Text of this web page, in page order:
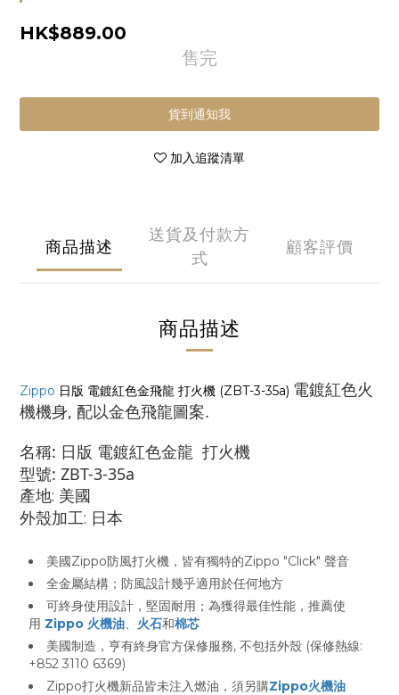
HK$889.00
售完
貨到通知我
加入追蹤清單
商品描述
送貨及付款方
式
顧客評價
商品描述
Zippo 日版 電鍍紅色金飛龍 打火機 (ZBT-3-35a) 電鍍紅色火
機機身, 配以金色飛龍圖案.
名稱: 日版 電鍍紅色金龍 打火機
型號: ZBT-3-35a
產地: 美國
外殼加工: 日本
美國Zippo防風打火機，皆有獨特的Zippo "Click" 聲音
全金屬結構；防風設計幾乎適用於任何地方
可終身使用設計，堅固耐用；為獲得最佳性能，推薦使
用 Zippo 火機油、 火石和棉芯
美國制造，亨有終身官方保修服務, 不包括外殼 (保修熱線:
+852 3110 6369)
Zippo打火機新品皆未注入燃油，須另購Zippo火機油